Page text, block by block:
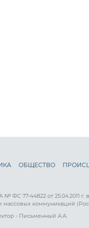
ОБЩЕСТВО
ФС 77-44822 от 25.04.2011
коммуникаций
- Письменный А.А.